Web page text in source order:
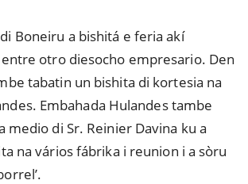
Boneiru a bishitá e feria akí
otro diesocho empresario. Den
tabatin un bishita di kortesia na
Embahada Hulandes tambe
medio di Sr. Reinier Davina ku a
na vários fábrika i reunion i a sòru